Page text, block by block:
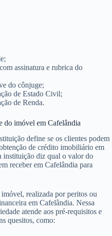
assinatura e rubrica do
do cônjuge;
de Estado Civil;
de Renda.
do imóvel em Cafelândia
define se os clientes podem
de crédito imobiliário em
instituição diz qual o valor do
receber em Cafelândia para
realizada por peritos ou
em Cafelândia. Nessa
atende aos pré-requisitos e
quesitos, como: